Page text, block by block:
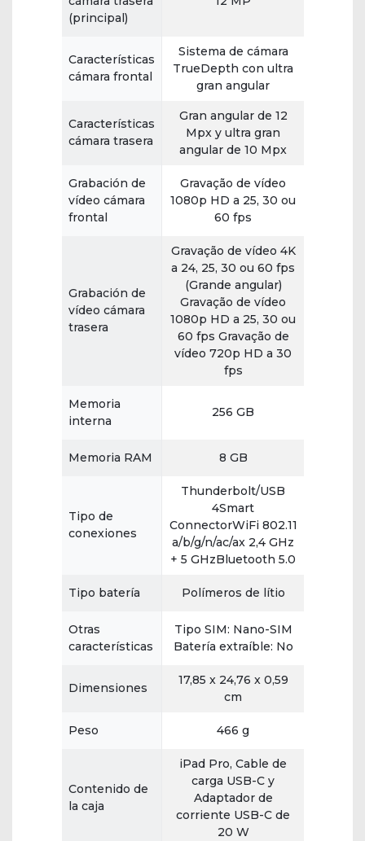
(principal)
Características
cámara frontal
Sistema de cámara
TrueDepth con ultra
gran angular
Características
cámara trasera
Gran angular de 12
Mpx y ultra gran
angular de 10 Mpx
Grabación de
vídeo cámara
frontal
Gravação de vídeo
1080p HD a 25, 30 ou
60 fps
Grabación de
vídeo cámara
trasera
Gravação de vídeo 4K
a 24, 25, 30 ou 60 fps
(Grande angular)
Gravação de vídeo
1080p HD a 25, 30 ou
60 fps Gravação de
vídeo 720p HD a 30
fps
Memoria
interna
256 GB
Memoria RAM 8 GB
Tipo de
conexiones
Thunderbolt/USB
4Smart
ConnectorWiFi 802.11
a/b/g/n/ac/ax 2,4 GHz
+ 5 GHzBluetooth 5.0
Tipo batería Polímeros de lítio
Otras
características
Tipo SIM: Nano-SIM
Batería extraíble: No
Dimensiones
17,85 x 24,76 x 0,59
cm
Peso 466 g
Contenido de
la caja
iPad Pro, Cable de
carga USB-C y
Adaptador de
corriente USB-C de
20 W